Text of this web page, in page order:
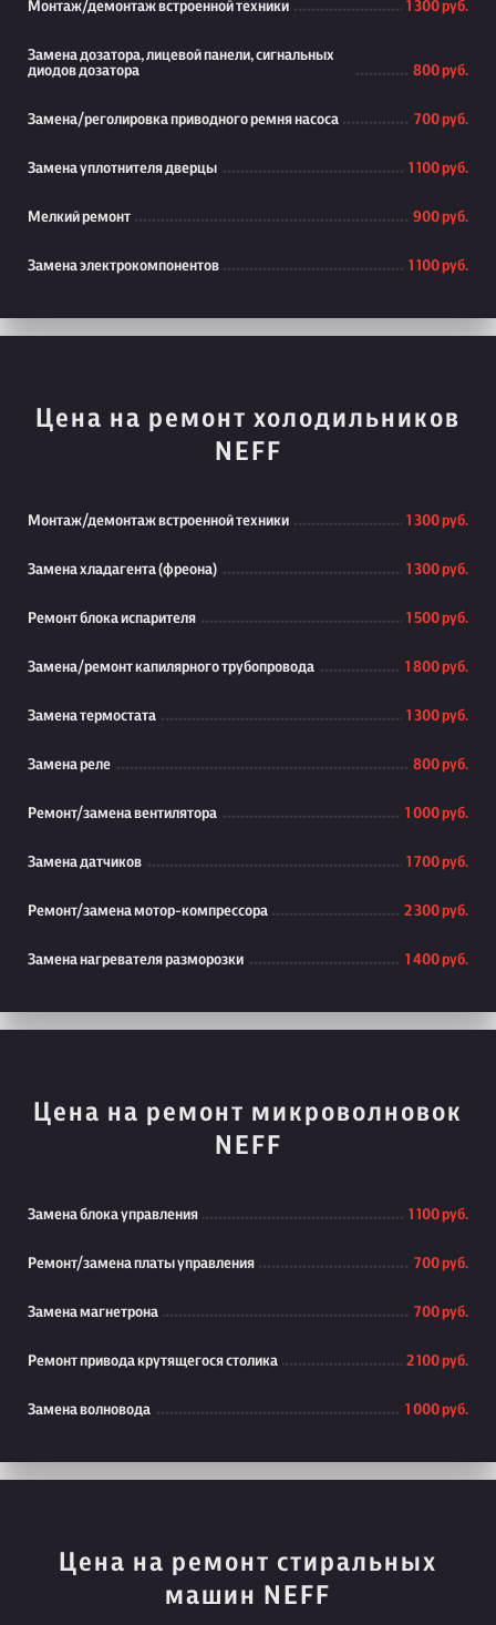
Монтаж/демонтаж встроенной техники 1 300 руб.
Замена дозатора, лицевой панели, сигнальных
диодов дозатора
800 руб.
Замена/реголировка приводного ремня насоса 700 руб.
Замена уплотнителя дверцы 1 100 руб.
Мелкий ремонт 900 руб.
Замена электрокомпонентов 1 100 руб.
Цена на ремонт холодильников
NEFF
Монтаж/демонтаж встроенной техники 1 300 руб.
Замена хладагента (фреона) 1 300 руб.
Ремонт блока испарителя 1 500 руб.
Замена/ремонт капилярного трубопровода 1 800 руб.
Замена термостата 1 300 руб.
Замена реле 800 руб.
Ремонт/замена вентилятора 1 000 руб.
Замена датчиков 1 700 руб.
Ремонт/замена мотор-компрессора 2 300 руб.
Замена нагревателя разморозки 1 400 руб.
Цена на ремонт микроволновок
NEFF
Замена блока управления 1 100 руб.
Ремонт/замена платы управления 700 руб.
Замена магнетрона 700 руб.
Ремонт привода крутящегося столика 2 100 руб.
Замена волновода 1 000 руб.
Цена на ремонт стиральных
машин NEFF